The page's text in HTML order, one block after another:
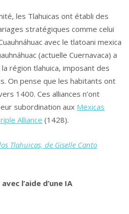
les Tlahuicas ont établi des
stratégiques comme celui
avec le tlatoani mexica
(actuelle Cuernavaca) a
région tlahuica, imposant des
On pense que les habitants ont
1400. Ces alliances n’ont
subordination aux Mexicas
Alliance (1428).
Tlahuicas, de Giselle Canto
l’aide d’une IA